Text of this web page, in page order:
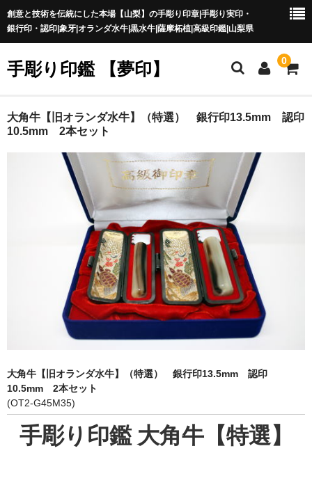
創意と技術を伝統にした本場【山梨】の手彫り印章|手彫り実印・
銀行印・認印|象牙|オランダ水牛|黒水牛|薩摩柘植|高級印鑑|山梨県
手彫り印鑑 【夢印】 0
夢印TOP
印章の本場 山梨
一級印章彫刻技能士
象牙印鑑の種類
お客様の声
ご利用案内
お問い合わせ
大角牛【旧オランダ水牛】（特選） 銀行印13.5mm 認印
10.5mm 2本セット
大角牛【旧オランダ水牛】（特選） 銀行印13.5mm 認印
10.5mm 2本セット
(OT2-G45M35)
手彫り印鑑 大角牛【特選】